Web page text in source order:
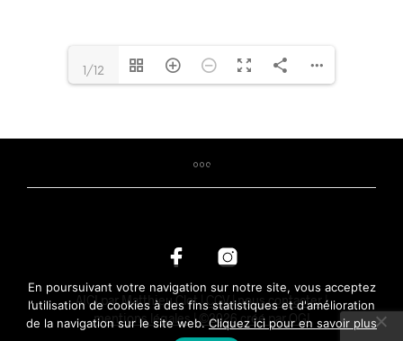
1/12
AICI par Matthieu Clot |CGV|nous contacter|
mentions légales|©2026 créé par OGI
En poursuivant votre navigation sur notre site, vous acceptez
l’utilisation de cookies à des fins statistiques et d'amélioration
de la navigation sur le site web.Cliquez ici pour en savoir plus